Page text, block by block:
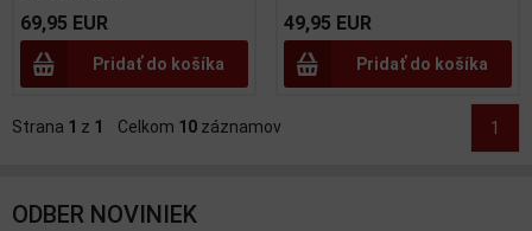
69,95 EUR
Pridať do košíka
49,95 EUR
Pridať do košíka
Strana 1 z 1 Celkom 10 záznamov 1
ODBER NOVINIEK